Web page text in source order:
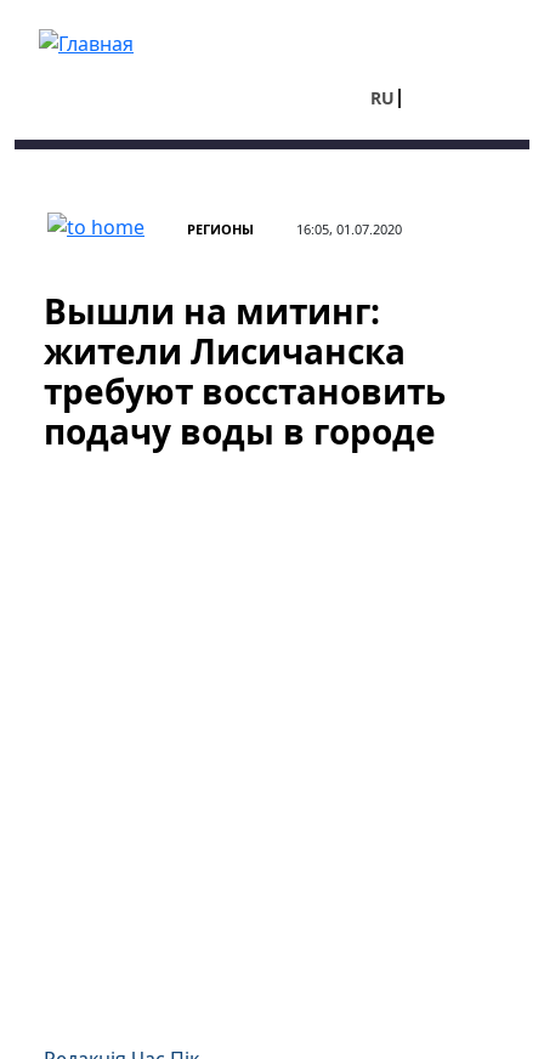
RU
РЕГИОНЫ 16:05, 01.07.2020
Вышли на митинг:
жители Лисичанска
требуют восстановить
подачу воды в городе